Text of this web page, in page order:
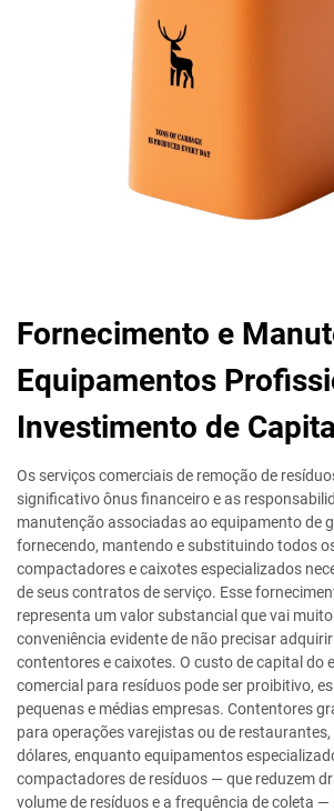
Fornecimento e
Equipamentos
Investimento de
Os serviços comerciais de remoção de
significativo ônus financeiro e as
manutenção associadas ao equipamento de
fornecendo, mantendo e substituindo todos
compactadores e caixotes especializados
de seus contratos de serviço. Esse
representa um valor substancial que vai
conveniência evidente de não precisar
contentores e caixotes. O custo de capital do
comercial para resíduos pode ser proibitivo,
pequenas e médias empresas. Contentores
para operações varejistas ou de
dólares, enquanto equipamentos
compactadores de resíduos — que reduzem
volume de resíduos e a frequência de coleta